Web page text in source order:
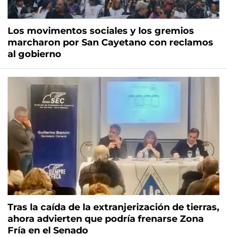
Los movimentos sociales y los gremios
marcharon por San Cayetano con reclamos
al gobierno
Tras la caída de la extranjerización de tierras,
ahora advierten que podría frenarse Zona
Fría en el Senado